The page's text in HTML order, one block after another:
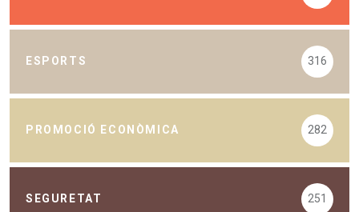
ESPORTS 316
PROMOCIÓ ECONÒMICA 282
SEGURETAT 251